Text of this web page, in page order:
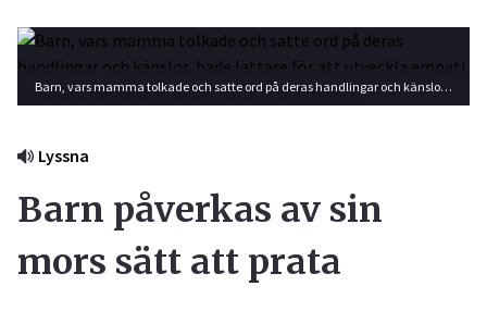
Barn, vars mamma tolkade och satte ord på deras handlingar och känslor, hade lättare för att utveckla empati för andra när de blev äldre. Foto: Shutterstock
Lyssna
Barn påverkas av sin
mors sätt att prata